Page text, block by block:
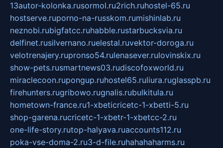
13autor-kolonka.rusormol.ru2rich.ruhostel-65.ru
hostserve.ruporno-na-russkom.rumishinlab.ru
neznobi.rubigfatcc.ruhabble.rustarbucksvia.ru
delfinet.rusilvernano.ruelestal.ruvektor-doroga.ru
velotrenajery.rupronso54.rulenasever.rulovinskix.ru
show-pets.rusmartnews03.rudiscofoxworld.ru
miraclecoon.rupongup.ruhostel65.ruliura.ruglasspb.ru
firehunters.rugribowo.rugnalis.rubulkitula.ru
hometown-france.ru1-xbeticricetc-1-xbetti-5.ru
shop-garena.rucricetc-1-xbetr-1-xbetcc-2.ru
one-life-story.rutop-halyava.ruaccounts112.ru
poka-vse-doma-2.ru3-d-file.ruhahahaharms.ru